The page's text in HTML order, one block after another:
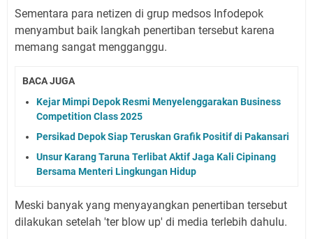
Sementara para netizen di grup medsos Infodepok
menyambut baik langkah penertiban tersebut karena
memang sangat mengganggu.
BACA JUGA
Kejar Mimpi Depok Resmi Menyelenggarakan Business
Competition Class 2025
Persikad Depok Siap Teruskan Grafik Positif di Pakansari
Unsur Karang Taruna Terlibat Aktif Jaga Kali Cipinang
Bersama Menteri Lingkungan Hidup
Meski banyak yang menyayangkan penertiban tersebut
dilakukan setelah 'ter blow up' di media terlebih dahulu.